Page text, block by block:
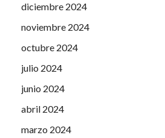
diciembre 2024
noviembre 2024
octubre 2024
julio 2024
junio 2024
abril 2024
marzo 2024